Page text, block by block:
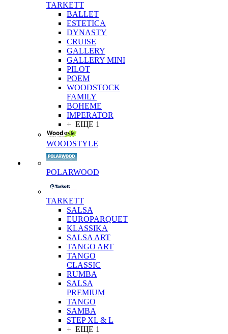
TARKETT
BALLET
ESTETICA
DYNASTY
CRUISE
GALLERY
GALLERY MINI
PILOT
POEM
WOODSTOCK
FAMILY
BOHEME
IMPERATOR
+ ЕЩЕ 1
WOODSTYLE
POLARWOOD
TARKETT
SALSA
EUROPARQUET
KLASSIKA
SALSA ART
TANGO ART
TANGO
CLASSIC
RUMBA
SALSA
PREMIUM
TANGO
SAMBA
STEP XL & L
+ ЕЩЕ 1